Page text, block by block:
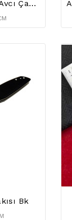
Grey Wolf D2 Turuncu Avcı Çakısı
Bk